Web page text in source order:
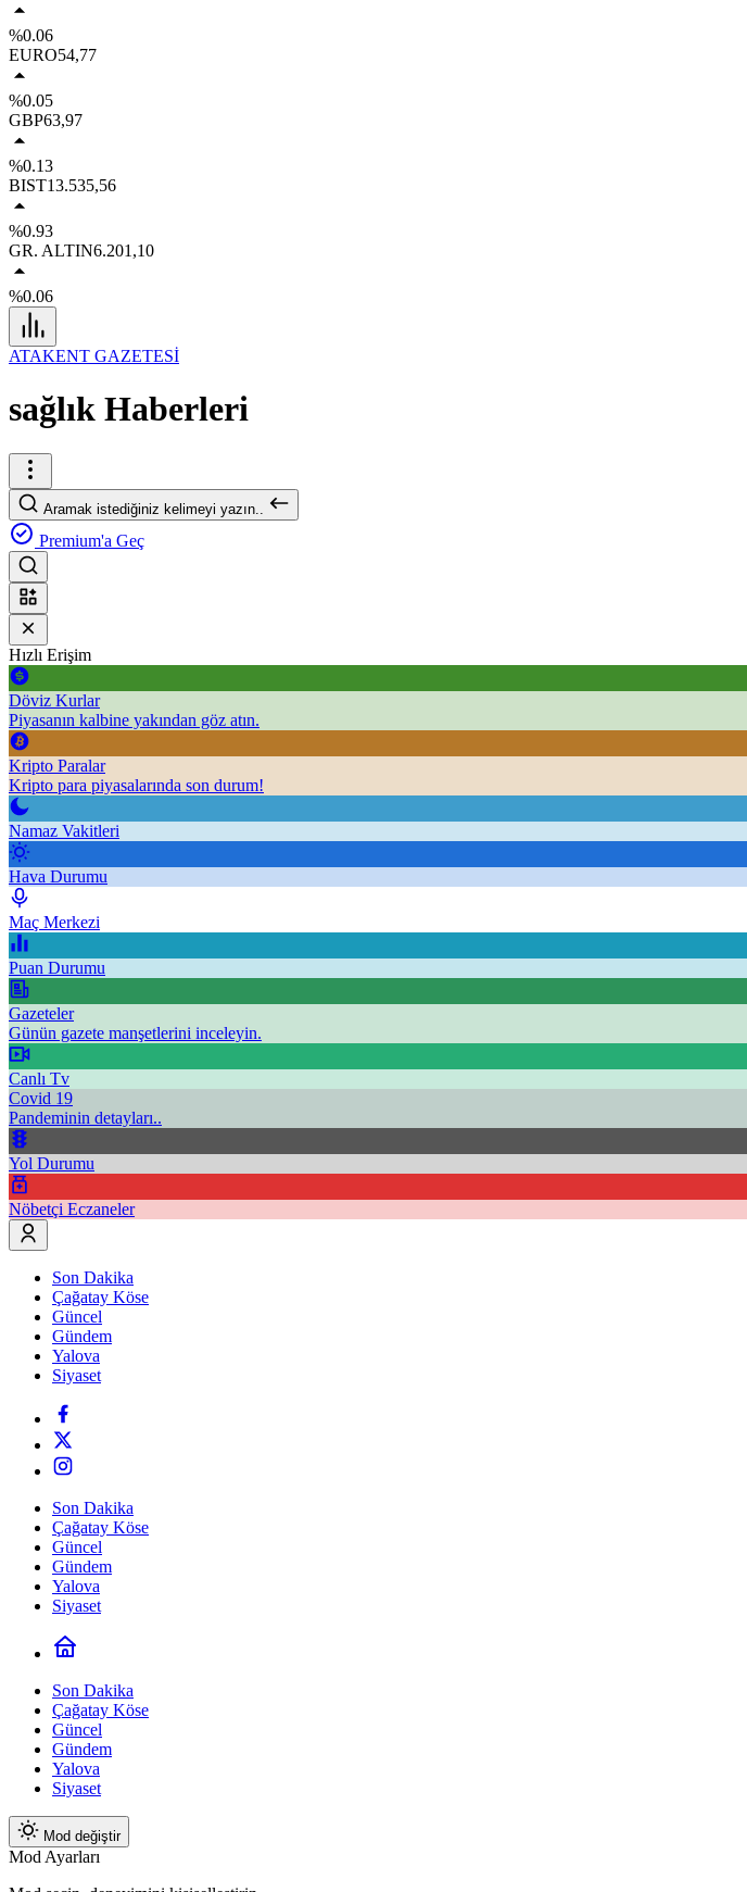
%0.06
EURO54,77
%0.05
GBP63,97
%0.13
BIST13.535,56
%0.93
GR. ALTIN6.201,10
%0.06
ATAKENT GAZETESİ
sağlık Haberleri
Aramak istediğiniz kelimeyi yazın..
Premium'a Geç
Hızlı Erişim
Döviz Kurlar
Piyasanın kalbine yakından göz atın.
Kripto Paralar
Kripto para piyasalarında son durum!
Namaz Vakitleri
Hava Durumu
Maç Merkezi
Puan Durumu
Gazeteler
Günün gazete manşetlerini inceleyin.
Canlı Tv
Covid 19
Pandeminin detayları..
Yol Durumu
Nöbetçi Eczaneler
Son Dakika
Çağatay Köse
Güncel
Gündem
Yalova
Siyaset
Son Dakika
Çağatay Köse
Güncel
Gündem
Yalova
Siyaset
Son Dakika
Çağatay Köse
Güncel
Gündem
Yalova
Siyaset
Mod değiştir
Mod Ayarları